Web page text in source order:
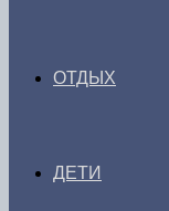
ОТДЫХ
ДЕТИ